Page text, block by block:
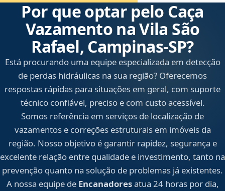
Por que optar pelo Caça
Vazamento na Vila São
Rafael, Campinas‑SP?
Está procurando uma equipe especializada em detecção
de perdas hidráulicas na sua região? Oferecemos
respostas rápidas para situações em geral, com suporte
técnico confiável, preciso e com custo acessível.
Somos referência em serviços de localização de
vazamentos e correções estruturais em imóveis da
região. Nosso objetivo é garantir rapidez, segurança e
excelente relação entre qualidade e investimento, tanto na
prevenção quanto na solução de problemas já existentes.
A nossa equipe de Encanadoresatua 24 horas por dia,